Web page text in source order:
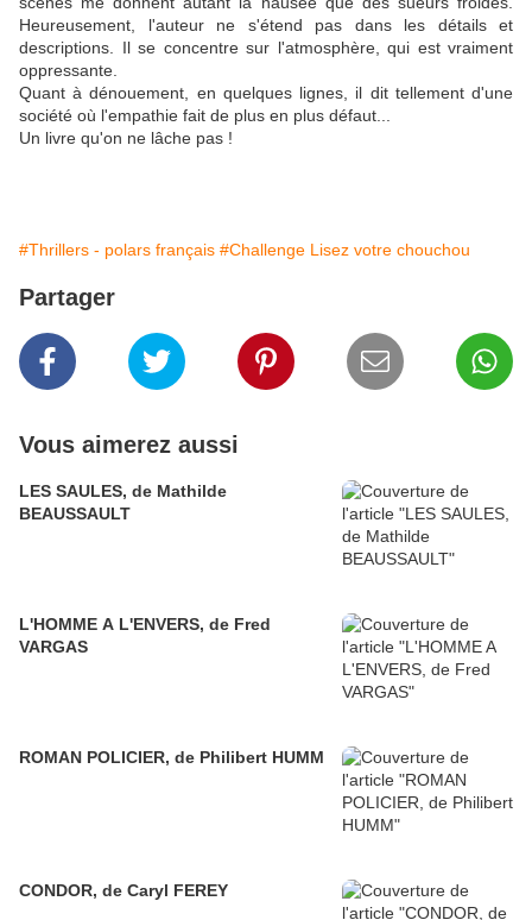
Heureusement, l'auteur ne s'étend pas dans les détails et
descriptions. Il se concentre sur l'atmosphère, qui est vraiment
oppressante.
Quant à dénouement, en quelques lignes, il dit tellement d'une
société où l'empathie fait de plus en plus défaut...
Un livre qu'on ne lâche pas !
#Thrillers - polars français #Challenge Lisez votre chouchou
Partager
Vous aimerez aussi
LES SAULES, de Mathilde
BEAUSSAULT
L'HOMME A L'ENVERS, de Fred
VARGAS
ROMAN POLICIER, de Philibert HUMM
CONDOR, de Caryl FEREY